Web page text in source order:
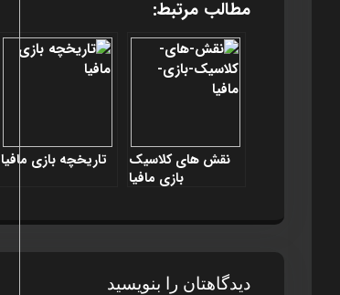
مطالب مرتبط:
نقش های کلاسيک
بازی مافيا
تاريخچه بازی مافيا
دیدگاهتان را بنویسید